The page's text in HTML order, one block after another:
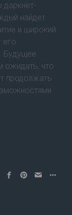
даркнет-
найдет
и широкий
его
Будущее
ожидать, что
продолжать